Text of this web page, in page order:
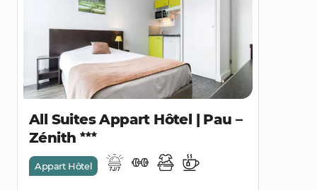
All Suites Appart Hôtel | Pau –
Zénith
Appart Hôtel